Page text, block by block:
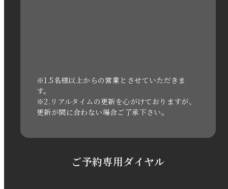
2021年3月
2020年11月
※1.5名様以上からの営業とさせていただきま
す。
※2.リアルタイムの更新を心がけておりますが、
更新が間に合わない場合ご了承下さい。
ご予約専用ダイヤル